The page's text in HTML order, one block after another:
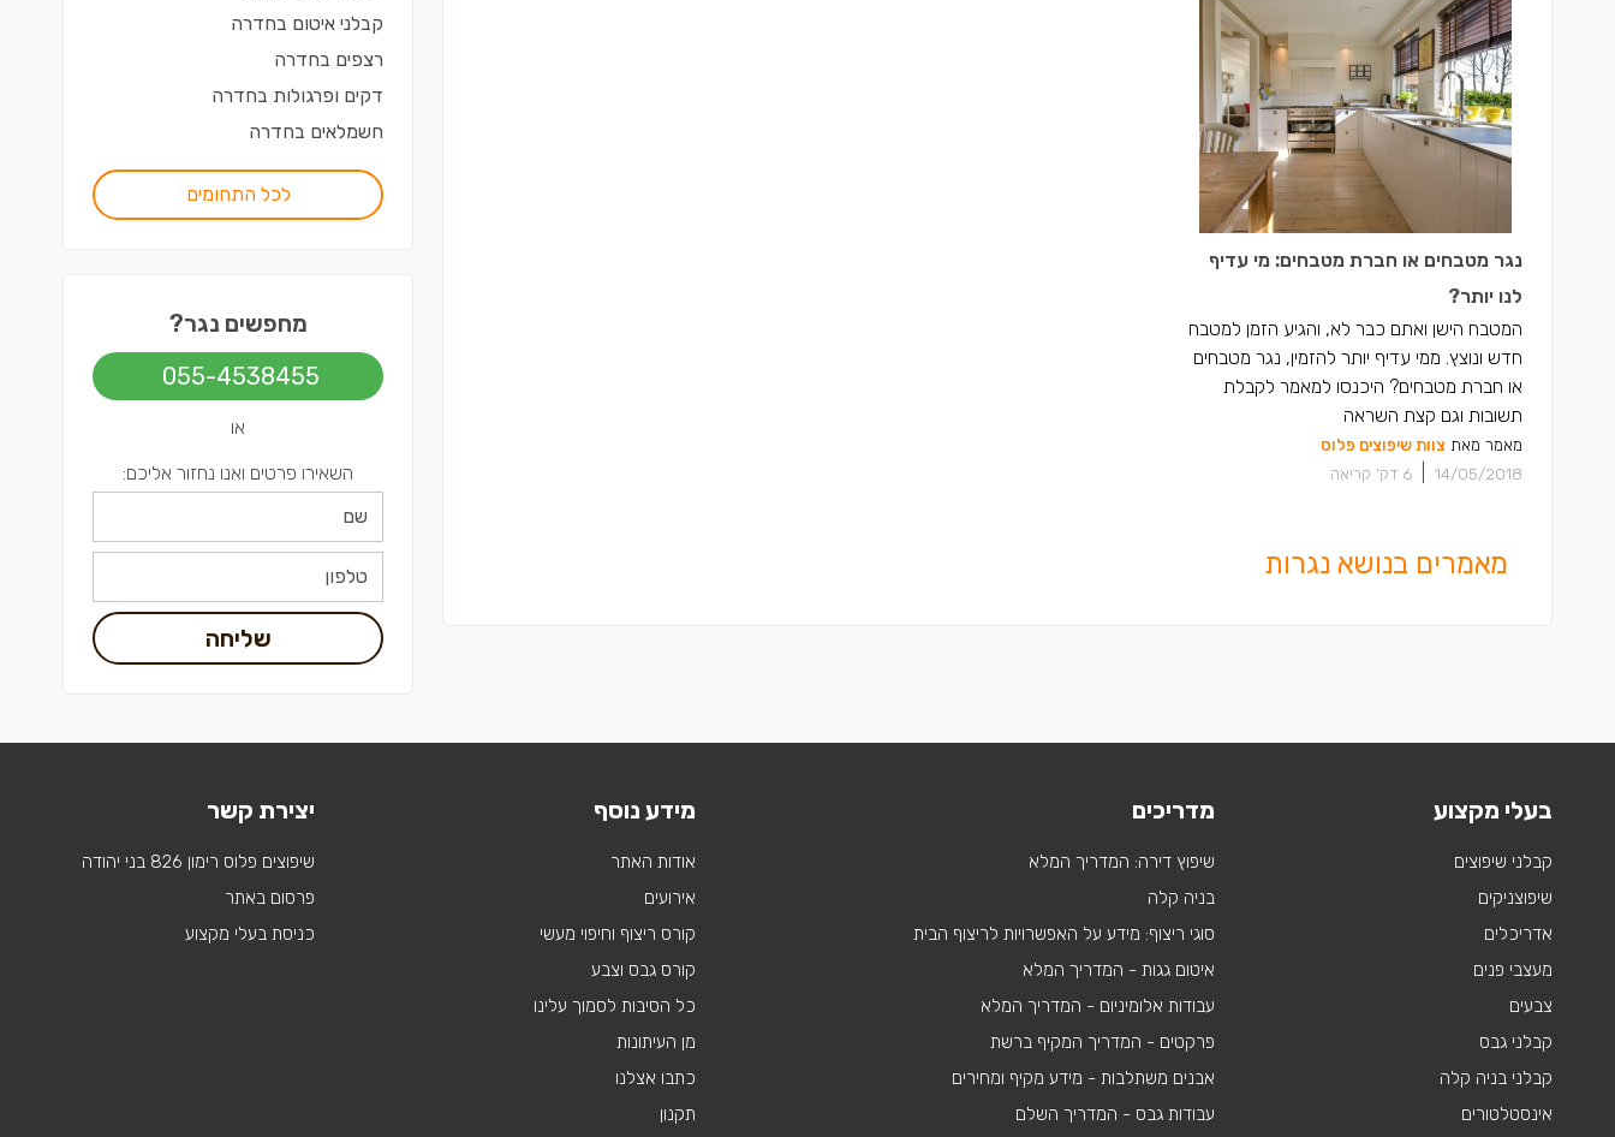
נגר מטבחים או חברת מטבחים: מי עדיף
לנו יותר?
המטבח הישן ואתם כבר לא, והגיע הזמן למטבח
חדש ונוצץ. ממי עדיף יותר להזמין, נגר מטבחים
או חברת מטבחים? היכנסו למאמר לקבלת
תשובות וגם קצת השראה
מאמר מאת צוות שיפוצים פלוס
14/05/2018
6 דק' קריאה
מאמרים בנושא נגרות
קבלני איטום בחדרה
רצפים בחדרה
דקים ופרגולות בחדרה
חשמלאים בחדרה
לכל התחומים
מחפשים נגר?
055-4538455
או
השאירו פרטים ואנו נחזור אליכם:
שליחה
בעלי מקצוע
קבלני שיפוצים
שיפוצניקים
אדריכלים
מעצבי פנים
צבעים
קבלני גבס
קבלני בניה קלה
אינסטלטורים
מדריכים
שיפוץ דירה: המדריך המלא
בניה קלה
סוגי ריצוף: מידע על האפשרויות לריצוף הבית
איטום גגות - המדריך המלא
עבודות אלומיניום - המדריך המלא
פרקטים - המדריך המקיף ברשת
אבנים משתלבות - מידע מקיף ומחירים
עבודות גבס - המדריך השלם
מידע נוסף
אודות האתר
אירועים
קורס ריצוף וחיפוי מעשי
קורס גבס וצבע
כל הסיבות לסמוך עלינו
מן העיתונות
כתבו אצלנו
תקנון
יצירת קשר
שיפוצים פלוס רימון 826 בני יהודה
פרסום באתר
כניסת בעלי מקצוע